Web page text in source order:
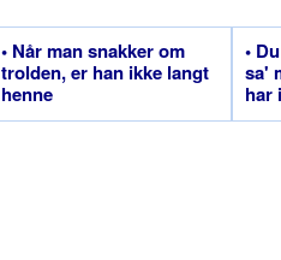
• Når man snakker om
trolden, er han ikke langt
henne
•
sa'
har